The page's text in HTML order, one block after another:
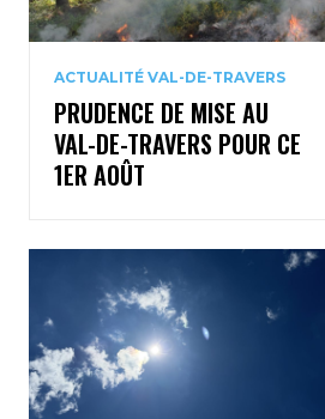
ACTUALITÉ VAL-DE-TRAVERS
PRUDENCE DE MISE AU
VAL-DE-TRAVERS POUR CE
1ER AOÛT